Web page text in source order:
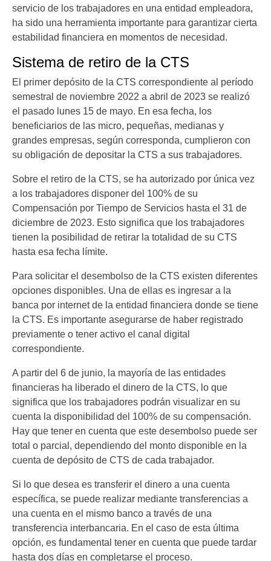
servicio de los trabajadores en una entidad empleadora,
ha sido una herramienta importante para garantizar cierta
estabilidad financiera en momentos de necesidad.
Sistema de retiro de la CTS
El primer depósito de la CTS correspondiente al período
semestral de noviembre 2022 a abril de 2023 se realizó
el pasado lunes 15 de mayo. En esa fecha, los
beneficiarios de las micro, pequeñas, medianas y
grandes empresas, según corresponda, cumplieron con
su obligación de depositar la CTS a sus trabajadores.
Sobre el retiro de la CTS, se ha autorizado por única vez
a los trabajadores disponer del 100% de su
Compensación por Tiempo de Servicios hasta el 31 de
diciembre de 2023. Esto significa que los trabajadores
tienen la posibilidad de retirar la totalidad de su CTS
hasta esa fecha límite.
Para solicitar el desembolso de la CTS existen diferentes
opciones disponibles. Una de ellas es ingresar a la
banca por internet de la entidad financiera donde se tiene
la CTS. Es importante asegurarse de haber registrado
previamente o tener activo el canal digital
correspondiente.
A partir del 6 de junio, la mayoría de las entidades
financieras ha liberado el dinero de la CTS, lo que
significa que los trabajadores podrán visualizar en su
cuenta la disponibilidad del 100% de su compensación.
Hay que tener en cuenta que este desembolso puede ser
total o parcial, dependiendo del monto disponible en la
cuenta de depósito de CTS de cada trabajador.
Si lo que desea es transferir el dinero a una cuenta
específica, se puede realizar mediante transferencias a
una cuenta en el mismo banco a través de una
transferencia interbancaria. En el caso de esta última
opción, es fundamental tener en cuenta que puede tardar
hasta dos días en completarse el proceso.